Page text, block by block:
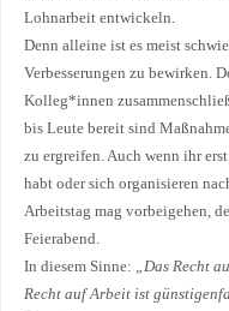
Lohnarbeit entwickeln.
Denn alleine ist es meist
Verbesserungen zu bewirken.
Kolleg*innen
bis Leute bereit sind
zu ergreifen. Auch wenn ihr
habt oder sich organisieren
Arbeitstag mag vorbeigehen,
Feierabend.
In diesem Sinne: „Das Recht
Recht auf Arbeit ist